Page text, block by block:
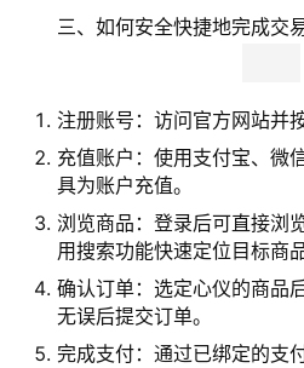
三、如何安全快捷地完成交
注册账号：访问官方网站并
充值账户：使用支付宝、微
具为账户充值。
浏览商品：登录后可直接浏
用搜索功能快速定位目标商品
确认订单：选定心仪的商品
无误后提交订单。
完成支付：通过已绑定的支